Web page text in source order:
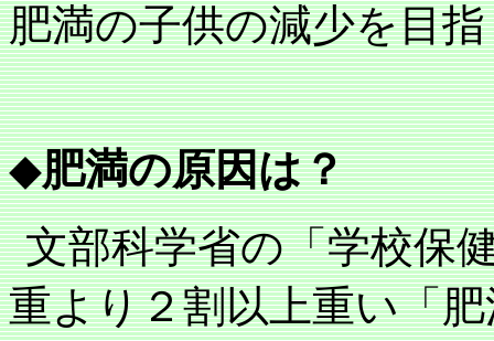
肥満の子供の減少を目
◆肥満の原因は？
文部科学省の「学校保
重より２割以上重い「